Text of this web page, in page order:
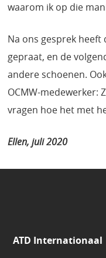
waarom ik op die
Na ons gesprek heeft
gepraat, en de
andere schoenen.
OCMW-medewerker:
vragen hoe het met
Ellen, juli 2020
ATD Internationaal